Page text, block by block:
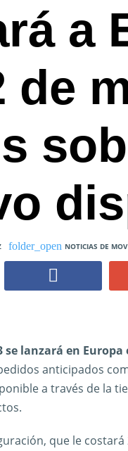
a
de
NOTICIAS DE
se lanzará en Europa
anticipados
a través de la
que le costará